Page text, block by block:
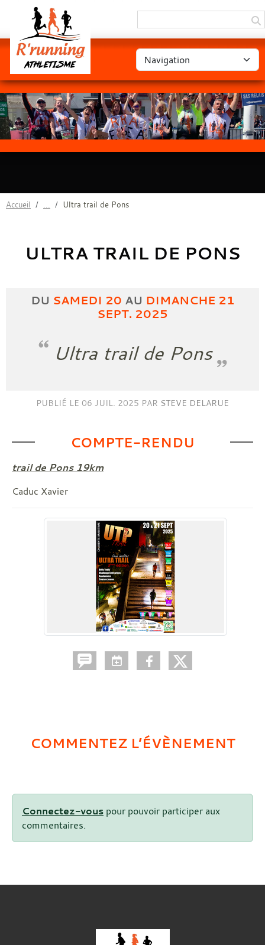
Accueil Ultra trail de Pons
ULTRA TRAIL DE PONS
DU SAMEDI 20 AU DIMANCHE 21
SEPT. 2025
Ultra trail de Pons
PUBLIÉ LE 06 JUIL. 2025 PAR STEVE DELARUE
COMPTE-RENDU
trail de Pons 19km
Caduc Xavier
COMMENTEZ L’ÉVÈNEMENT
Connectez-vous pour pouvoir participer aux
commentaires.
Panneau de gestion des cookies